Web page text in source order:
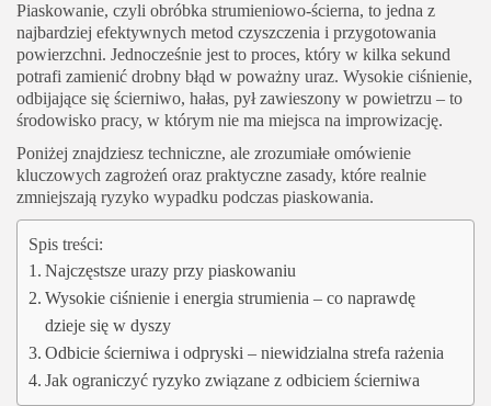
Piaskowanie, czyli obróbka strumieniowo‑ścierna, to jedna z
najbardziej efektywnych metod czyszczenia i przygotowania
powierzchni. Jednocześnie jest to proces, który w kilka sekund
potrafi zamienić drobny błąd w poważny uraz. Wysokie ciśnienie,
odbijające się ścierniwo, hałas, pył zawieszony w powietrzu – to
środowisko pracy, w którym nie ma miejsca na improwizację.
Poniżej znajdziesz techniczne, ale zrozumiałe omówienie
kluczowych zagrożeń oraz praktyczne zasady, które realnie
zmniejszają ryzyko wypadku podczas piaskowania.
Spis treści:
Najczęstsze urazy przy piaskowaniu
Wysokie ciśnienie i energia strumienia – co naprawdę
dzieje się w dyszy
Odbicie ścierniwa i odpryski – niewidzialna strefa rażenia
Jak ograniczyć ryzyko związane z odbiciem ścierniwa